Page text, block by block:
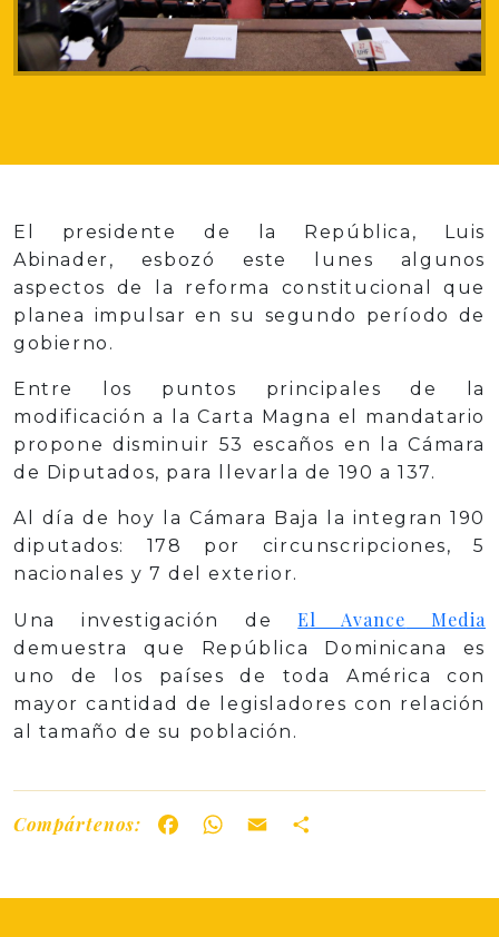
El presidente de la República, Luis
Abinader, esbozó este lunes algunos
aspectos de la reforma constitucional que
planea impulsar en su segundo período de
gobierno.
Entre los puntos principales de la
modificación a la Carta Magna el mandatario
propone disminuir 53 escaños en la Cámara
de Diputados, para llevarla de 190 a 137.
Al día de hoy la Cámara Baja la integran 190
diputados: 178 por circunscripciones, 5
nacionales y 7 del exterior.
Una investigación deEl Avance Media
demuestra que República Dominicana es
uno de los países de toda América con
mayor cantidad de legisladores con relación
al tamaño de su población.
Compártenos: FacebookWhatsApp
Email